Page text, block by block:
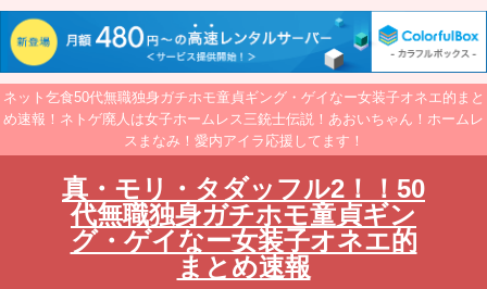
ネット乞食50代無職独身ガチホモ童貞ギング・ゲイなー女装子オネエ的まと
め速報！ネトゲ廃人は女子ホームレス三銃士伝説！あおいちゃん！ホームレ
スまなみ！愛内アイラ応援してます！
真・モリ・タダッフル2！！50
代無職独身ガチホモ童貞ギン
グ・ゲイなー女装子オネエ的
まとめ速報